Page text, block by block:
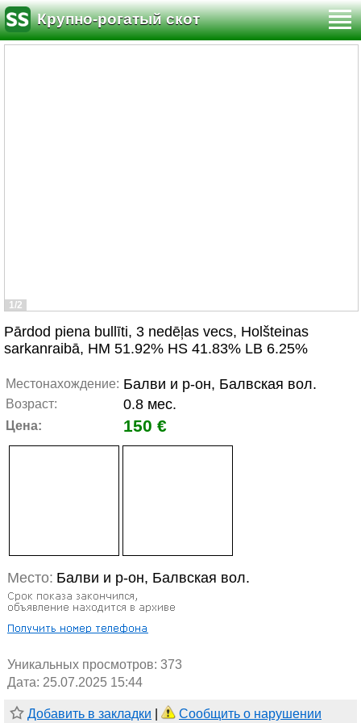
Крупно-рогатый скот
1/2
Pārdod piena bullīti, 3 nedēļas vecs, Holšteinas
sarkanraibā, HM 51.92% HS 41.83% LB 6.25%
Местонахождение: Балви и р-он, Балвская вол.
Возраст: 0.8 мес.
Цена: 150 €
Место: Балви и р-он, Балвская вол.
Уникальных просмотров: 373
Дата: 25.07.2025 15:44
Добавить в закладки Сообщить о нарушении